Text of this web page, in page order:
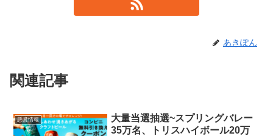
あきぽん
関連記事
懸賞情報
大量当選抽選~スプリングバレー
35万名、トリスハイボール20万